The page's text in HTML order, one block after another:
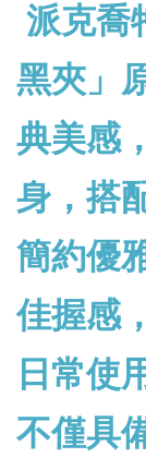
派克喬
黑夾」
典美感
身，搭
簡約優
佳握感
日常使
不僅具